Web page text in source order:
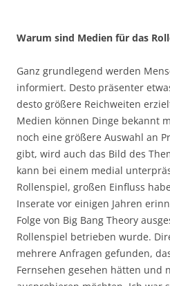
Warum sind Medien für das
Ganz grundlegend werden
informiert. Desto präsenter
desto größere Reichweiten
Medien können Dinge bekannt
noch eine größere Auswahl an
gibt, wird auch das Bild des
kann bei einem medial
Rollenspiel, großen Einfluss
Inserate vor einigen Jahren
Folge von Big Bang Theory
Rollenspiel betrieben wurde.
mehrere Anfragen gefunden,
Fernsehen gesehen hätten und